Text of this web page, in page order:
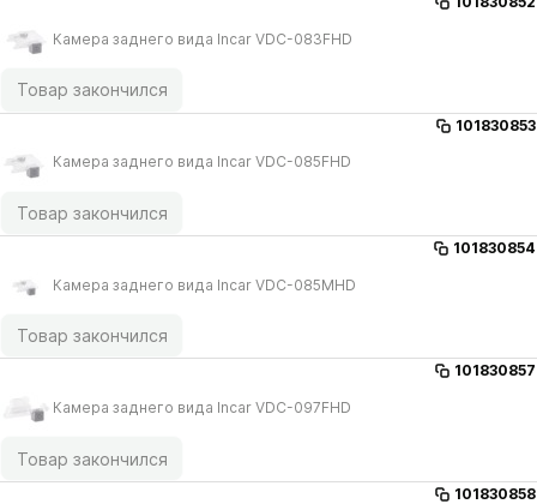
Камера заднего вида Incar VDC-083FHD
Товар закончился
101830853
Камера заднего вида Incar VDC-085FHD
Товар закончился
101830854
Камера заднего вида Incar VDC-085MHD
Товар закончился
101830857
Камера заднего вида Incar VDC-097FHD
Товар закончился
101830858